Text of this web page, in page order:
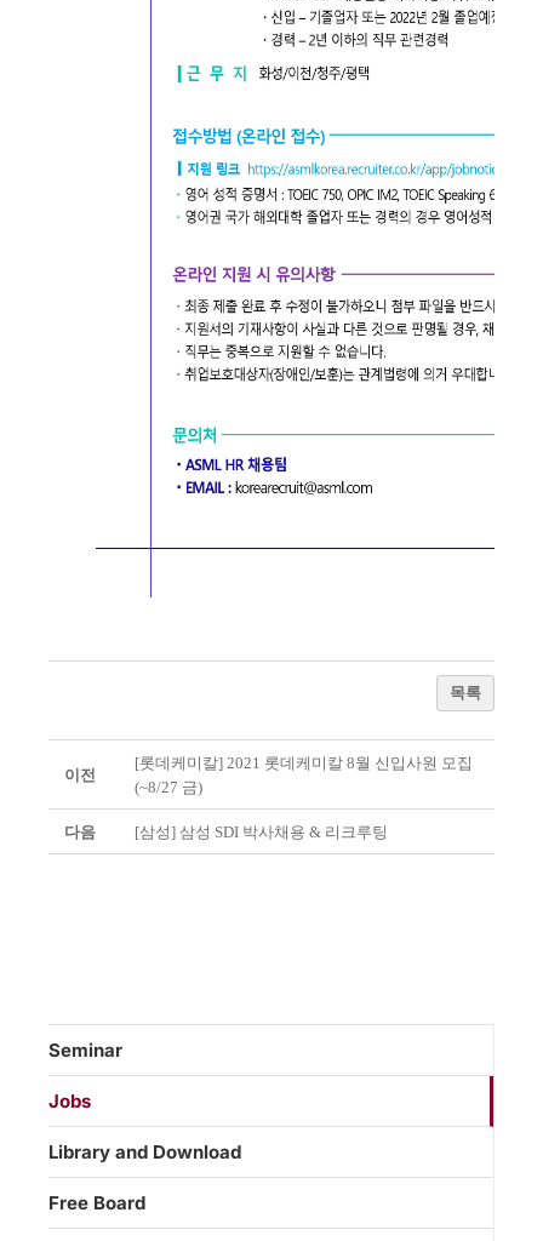
목록
이전
[롯데케미칼] 2021 롯데케미칼 8월 신입사원 모집
(~8/27 금)
다음 [삼성] 삼성 SDI 박사채용 & 리크루팅
Seminar
Jobs
Library and Download
Free Board